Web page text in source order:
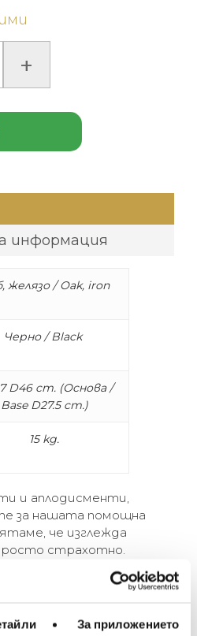
За приложението
информация
желязо / Oak, iron
Черно / Black
D46 cm. (Основа /
Base D27.5 cm.)
15 kg.
и аплодисменти,
за нашата помощна
че изглежда
страхотно.
комбинацията от
от черен дъб.
сръчните. Напитки,
МЕБЕЛИ ЗА ДОМА И